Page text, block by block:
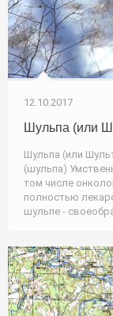
12.10.2017
Шульпа (или
Шульпа (или
(шульпа)
том числе
полностью
шульпе -